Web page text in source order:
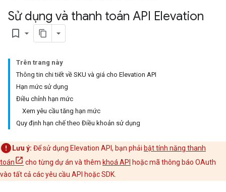
Sử dụng và thanh toán API Elevation
bookmark_border
Trên trang này
Thông tin chi tiết về SKU và giá cho Elevation API
Hạn mức sử dụng
Điều chỉnh hạn mức
Xem yêu cầu tăng hạn mức
Quy định hạn chế theo Điều khoản sử dụng
Lưu ý: Để sử dụng Elevation API, bạn phải bật tính năng thanh
toán
cho từng dự án và thêm khoá API hoặc mã thông báo OAuth
vào tất cả các yêu cầu API hoặc SDK.